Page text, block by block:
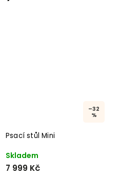
–32
%
Psací stůl Mini
Skladem
7 999 Kč